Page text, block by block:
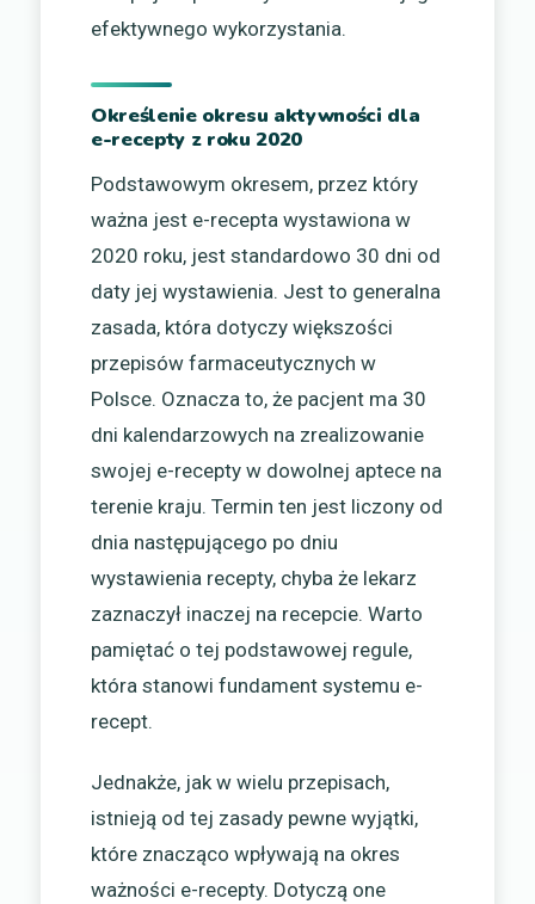
efektywnego wykorzystania.
Określenie okresu aktywności dla
e-recepty z roku 2020
Podstawowym okresem, przez który
ważna jest e-recepta wystawiona w
2020 roku, jest standardowo 30 dni od
daty jej wystawienia. Jest to generalna
zasada, która dotyczy większości
przepisów farmaceutycznych w
Polsce. Oznacza to, że pacjent ma 30
dni kalendarzowych na zrealizowanie
swojej e-recepty w dowolnej aptece na
terenie kraju. Termin ten jest liczony od
dnia następującego po dniu
wystawienia recepty, chyba że lekarz
zaznaczył inaczej na recepcie. Warto
pamiętać o tej podstawowej regule,
która stanowi fundament systemu e-
recept.
Jednakże, jak w wielu przepisach,
istnieją od tej zasady pewne wyjątki,
które znacząco wpływają na okres
ważności e-recepty. Dotyczą one